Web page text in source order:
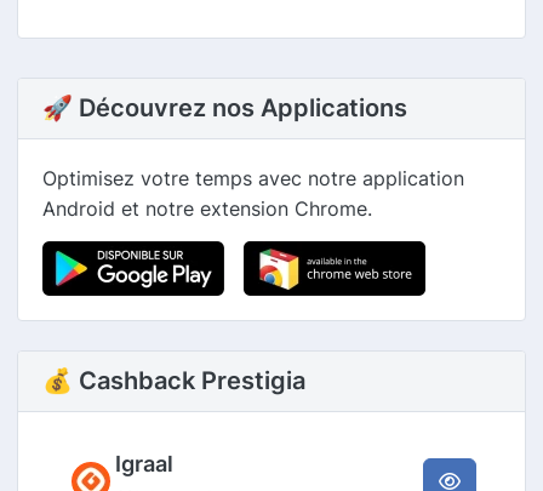
🚀 Découvrez nos Applications
Optimisez votre temps avec notre application
Android et notre extension Chrome.
💰 Cashback Prestigia
Igraal